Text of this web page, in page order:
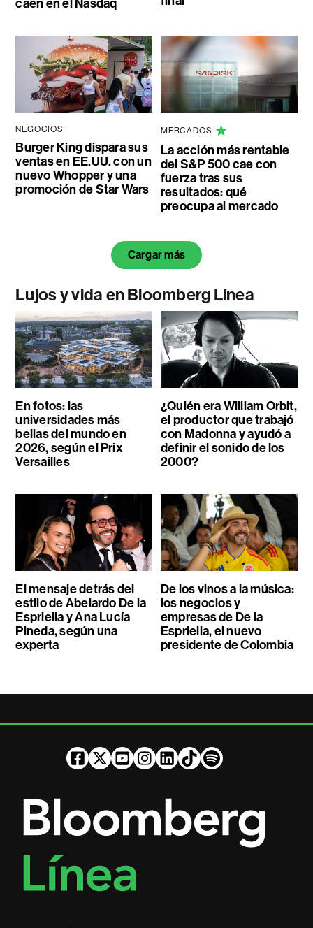
caen en el Nasdaq
NEGOCIOS
Burger King dispara sus
ventas en EE.UU. con un
nuevo Whopper y una
promoción de Star Wars
MERCADOS
La acción más rentable
del S&P 500 cae con
fuerza tras sus
resultados: qué
preocupa al mercado
Cargar más
Lujos y vida en Bloomberg Línea
En fotos: las
universidades más
bellas del mundo en
2026, según el Prix
Versailles
¿Quién era William Orbit,
el productor que trabajó
con Madonna y ayudó a
definir el sonido de los
2000?
El mensaje detrás del
estilo de Abelardo De la
Espriella y Ana Lucía
Pineda, según una
experta
De los vinos a la música:
los negocios y
empresas de De la
Espriella, el nuevo
presidente de Colombia